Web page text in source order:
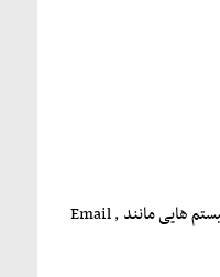
تجهیزات مورد استفاده در شبکه های امروزی به صورت بسیار گسترده از امکانات استاندارد پایش و مانیتورینگ مربوط به المان های حیاتی بهره می گیرند و از سیستم هایی مانند Email ,